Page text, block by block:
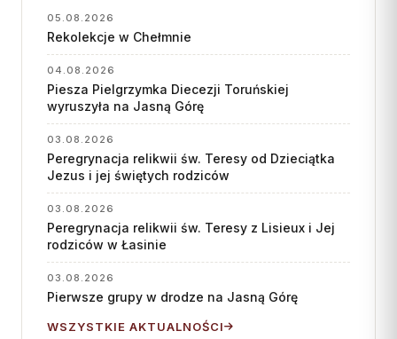
05.08.2026
Rekolekcje w Chełmnie
04.08.2026
Piesza Pielgrzymka Diecezji Toruńskiej
wyruszyła na Jasną Górę
03.08.2026
Peregrynacja relikwii św. Teresy od Dzieciątka
Jezus i jej świętych rodziców
03.08.2026
Peregrynacja relikwii św. Teresy z Lisieux i Jej
rodziców w Łasinie
03.08.2026
Pierwsze grupy w drodze na Jasną Górę
WSZYSTKIE AKTUALNOŚCI